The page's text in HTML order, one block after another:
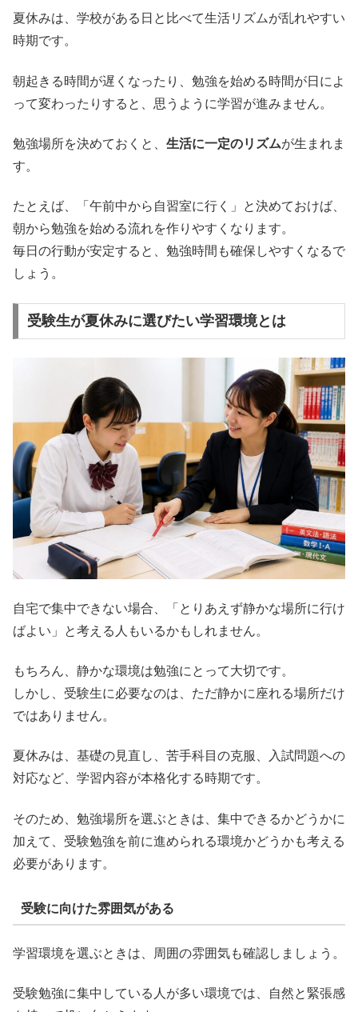
夏休みは、学校がある日と比べて生活リズムが乱れやすい
時期です。
朝起きる時間が遅くなったり、勉強を始める時間が日によ
って変わったりすると、思うように学習が進みません。
勉強場所を決めておくと、 生活に一定のリズムが生まれま
す。
たとえば、「午前中から自習室に行く」と決めておけば、
朝から勉強を始める流れを作りやすくなります。
毎日の行動が安定すると、勉強時間も確保しやすくなるで
しょう。
受験生が夏休みに選びたい学習環境とは
自宅で集中できない場合、「とりあえず静かな場所に行け
ばよい」と考える人もいるかもしれません。
もちろん、静かな環境は勉強にとって大切です。
しかし、受験生に必要なのは、ただ静かに座れる場所だけ
ではありません。
夏休みは、基礎の見直し、苦手科目の克服、入試問題への
対応など、学習内容が本格化する時期です。
そのため、勉強場所を選ぶときは、集中できるかどうかに
加えて、受験勉強を前に進められる環境かどうかも考える
必要があります。
受験に向けた雰囲気がある
学習環境を選ぶときは、周囲の雰囲気も確認しましょう。
受験勉強に集中している人が多い環境では、自然と緊張感